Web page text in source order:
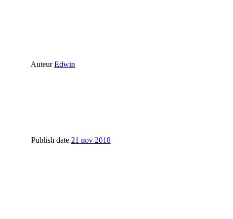
Auteur Edwin
Publish date 21 nov 2018